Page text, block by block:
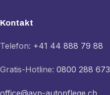
Kontakt
Telefon: +41 44 888 79 88
Gratis-Hotline: 0800 288 673
office@avp-autopflege.ch